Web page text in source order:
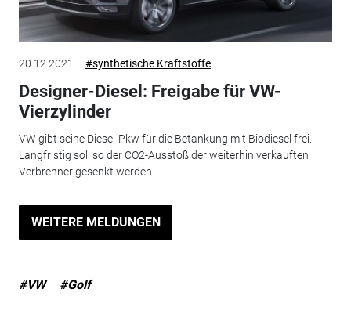
20.12.2021 #synthetische Kraftstoffe
Designer-Diesel: Freigabe für VW-
Vierzylinder
VW gibt seine Diesel-Pkw für die Betankung mit Biodiesel frei.
Langfristig soll so der CO2-Ausstoß der weiterhin verkauften
Verbrenner gesenkt werden.
WEITERE MELDUNGEN
#VW #Golf